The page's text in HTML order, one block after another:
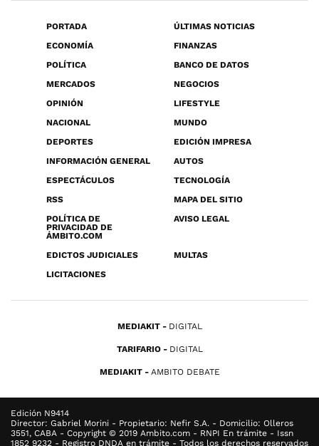
PORTADA
ÚLTIMAS NOTICIAS
ECONOMÍA
FINANZAS
POLÍTICA
BANCO DE DATOS
MERCADOS
NEGOCIOS
OPINIÓN
LIFESTYLE
NACIONAL
MUNDO
DEPORTES
EDICIÓN IMPRESA
INFORMACIÓN GENERAL
AUTOS
ESPECTÁCULOS
TECNOLOGÍA
RSS
MAPA DEL SITIO
POLÍTICA DE
PRIVACIDAD DE
ÁMBITO.COM
AVISO LEGAL
EDICTOS JUDICIALES
MULTAS
LICITACIONES
MEDIAKIT DIGITAL
TARIFARIO DIGITAL
MEDIAKIT AMBITO DEBATE
Edición N9414
Director: Gabriel Morini - Propietario: Nefir S.A. - Domicilio: Olleros
3551, CABA - Copyright © 2019 Ambito.com - RNPI En trámite - Issn
1852 9232 - Registro DNDA en trámite - Todos los derechos reservados